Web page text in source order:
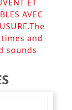
ET
AVEC
and
sounds